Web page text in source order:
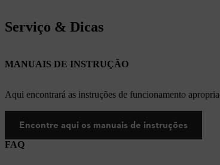
Serviço & Dicas
MANUAIS DE INSTRUÇÃO
Aqui encontrará as instruções de funcionamento
Encontre aqui os manuais de instruções
FAQ